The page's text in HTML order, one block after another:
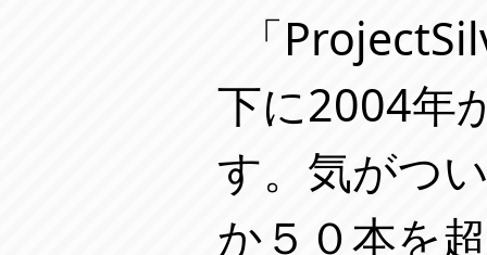
「
下に2004年
す。気がつ
か５０本を